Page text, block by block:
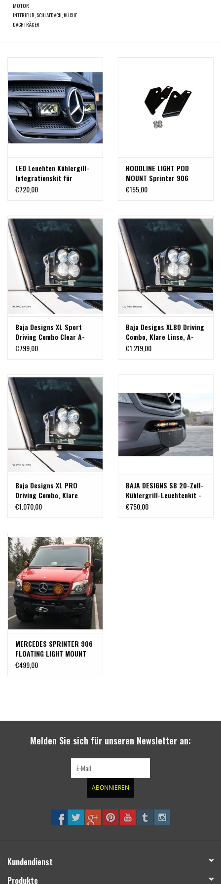
MOTOR
INTERIEUR, SCHLAFDACH, KÜCHE
DACHTRÄGER
LED Leuchten Kühlergill-
Integrationskit für
Sprinter 906 /NCV3
€720,00
HOODLINE LIGHT POD
MOUNT Sprinter 906
(auch CB Funk)
€155,00
Baja Designs XL Sport
Driving Combo Clear A-
Säulen-LED Leuchten Set -
€799,00
Baja Designs XL80 Driving
Combo, Klare Linse, A-
Säulen-high performance
€1.219,00
Baja Designs XL PRO
Driving Combo, Klare
Linse, A-Säulen-high
€1.070,00
BAJA DESIGNS S8 20-Zoll-
Kühlergrill-Leuchtenkit -
für Mercedes Sprinter
€750,00
MERCEDES SPRINTER 906
FLOATING LIGHT MOUNT
€499,00
Melden Sie sich für unseren Newsletter an:
ABONNIEREN
Kundendienst
Produkte